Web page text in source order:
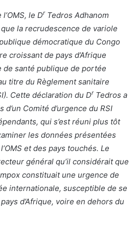
le DrTedros Adhanom
la recrudescence de variole
démocratique du Congo
croissant de pays d’Afrique
santé publique de portée
titre du Règlement sanitaire
Cette déclaration du DrTedros a
Comité d’urgence du RSI
qui s’est réuni plus tôt
les données présentées
et des pays touchés. Le
général qu’il considérait que
constituait une urgence de
internationale, susceptible de se
d’Afrique, voire en dehors du